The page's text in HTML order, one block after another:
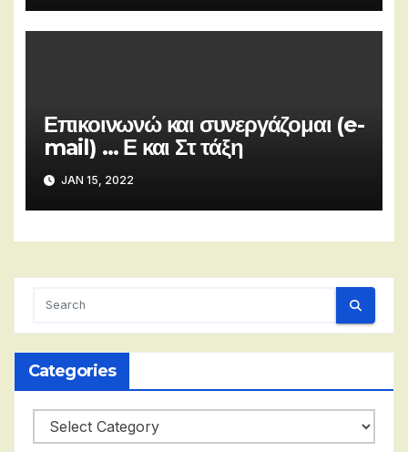
Επικοινωνώ και συνεργάζομαι (e-
mail) … Ε και Στ τάξη
JAN 15, 2022
Categories
Categories